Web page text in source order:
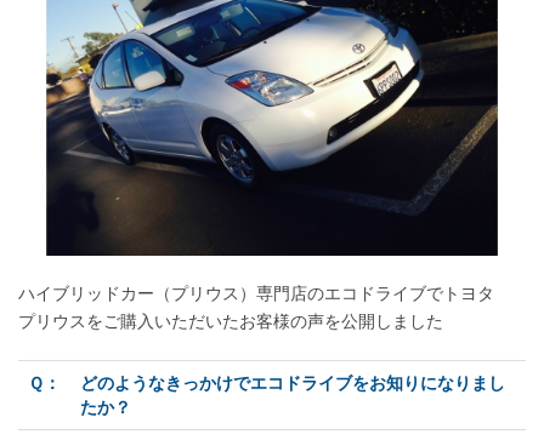
ハイブリッドカー（プリウス）専門店のエコドライブでトヨタ
プリウスをご購入いただいたお客様の声を公開しました
Ｑ：
どのようなきっかけでエコドライブをお知りになりまし
たか？